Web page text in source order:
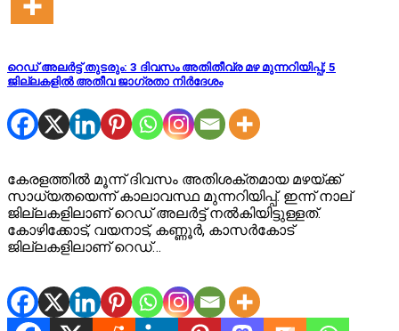
റെഡ് അലർട്ട് തുടരും: 3 ദിവസം അതിതീവ്ര മഴ മുന്നറിയിപ്പ്; 5
ജില്ലകളിൽ അതീവ ജാഗ്രതാ നിർദേശം
കേരളത്തിൽ മൂന്ന് ദിവസം അതിശക്തമായ മഴയ്ക്ക്
സാധ്യതയെന്ന് കാലാവസ്ഥ മുന്നറിയിപ്പ്. ഇന്ന് നാല്
ജില്ലകളിലാണ് റെഡ‍് അലര്‍ട്ട് നല്‍കിയിട്ടുള്ളത്.
കോഴിക്കോട്, വയനാട്, കണ്ണൂര്‍, കാസര്‍കോട്
ജില്ലകളിലാണ് റെ‍ഡ്…